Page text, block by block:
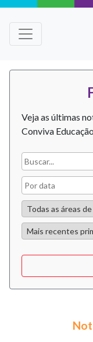
Veja as últimas
Conviva Educação